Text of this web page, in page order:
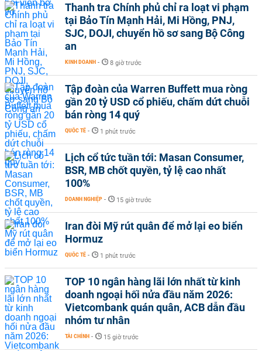
Thanh tra Chính phủ chỉ ra loạt vi phạm
tại Bảo Tín Mạnh Hải, Mi Hồng, PNJ,
SJC, DOJI, chuyển hồ sơ sang Bộ Công
an
KINH DOANH - 8 giờ trước
Tập đoàn của Warren Buffett mua ròng
gần 20 tỷ USD cổ phiếu, chấm dứt chuỗi
bán ròng 14 quý
QUỐC TẾ - 1 phút trước
Lịch cổ tức tuần tới: Masan Consumer,
BSR, MB chốt quyền, tỷ lệ cao nhất
100%
DOANH NGHIỆP - 15 giờ trước
Iran đòi Mỹ rút quân để mở lại eo biển
Hormuz
QUỐC TẾ - 1 phút trước
TOP 10 ngân hàng lãi lớn nhất từ kinh
doanh ngoại hối nửa đầu năm 2026:
Vietcombank quán quân, ACB dẫn đầu
nhóm tư nhân
TÀI CHÍNH - 15 giờ trước